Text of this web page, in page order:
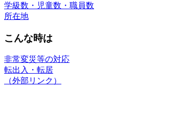
学級数・児童数・職員数
所在地
こんな時は
非常変災等の対応
転出入・転居
（外部リンク）